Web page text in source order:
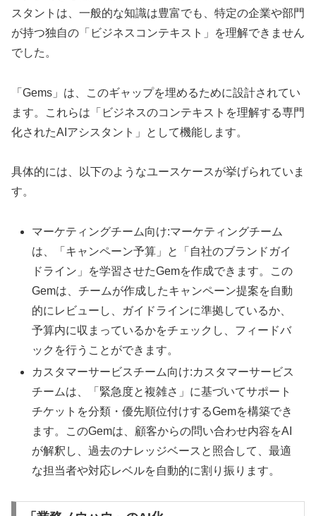
スタントは、一般的な知識は豊富でも、特定の企業や部門
が持つ独自の「ビジネスコンテキスト」を理解できません
でした。
「Gems」は、このギャップを埋めるために設計されてい
ます。これらは「ビジネスのコンテキストを理解する専門
化されたAIアシスタント」として機能します。
具体的には、以下のようなユースケースが挙げられていま
す。
マーケティングチーム向け:マーケティングチーム
は、「キャンペーン予算」と「自社のブランドガイ
ドライン」を学習させたGemを作成できます。この
Gemは、チームが作成したキャンペーン提案を自動
的にレビューし、ガイドラインに準拠しているか、
予算内に収まっているかをチェックし、フィードバ
ックを行うことができます。
カスタマーサービスチーム向け:カスタマーサービス
チームは、「緊急度と複雑さ」に基づいてサポート
チケットを分類・優先順位付けするGemを構築でき
ます。このGemは、顧客からの問い合わせ内容をAI
が解釈し、過去のナレッジベースと照合して、最適
な担当者や対応レベルを自動的に割り振ります。